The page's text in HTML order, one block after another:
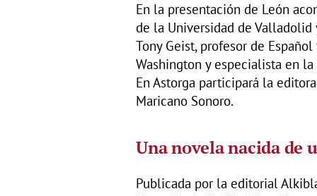
En la presentación de León
de la Universidad de
Tony Geist, profesor de
Washington y especialista en
En Astorga participará la
Maricano Sonoro.
Una novela nacida de
Publicada por la editorial